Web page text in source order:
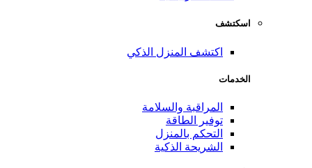
اسكتشف
اكتشف المنزل الذكي
المراقبة والسلامة
توفير الطاقة
التحكم بالمنزل
الشريحة الذكية